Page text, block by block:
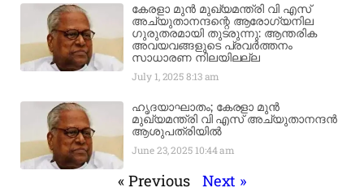
കേരളാ മുൻ മുഖ്യമന്ത്രി വി എസ്
അച്യുതാനന്ദന്റെ ആരോഗ്യനില
ഗുരുതരമായി തുടരുന്നു: ആന്തരിക
അവയവങ്ങളുടെ പ്രവർത്തനം
സാധാരണ നിലയിലല്ല
July 1, 20258:13 am
ഹൃദയാഘാതം; കേരളാ മുൻ
മുഖ്യമന്ത്രി വി എസ് അച്യുതാനന്ദൻ
ആശുപത്രിയിൽ
June 23, 2025 10:44 am
« Previous Next »